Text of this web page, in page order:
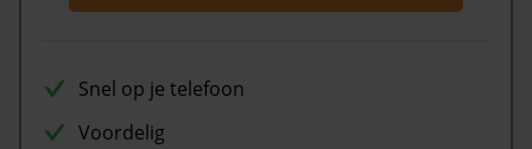
Snel op je telefoon
Voordelig